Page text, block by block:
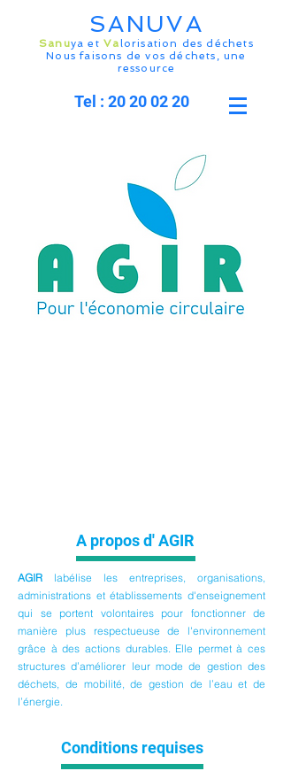
SANUVA
Sanuya etValorisation des déchets
Nous faisons de vos déchets, une
ressource
Tel : 20 20 02 20
A propos d' AGIR
AGIR labélise les entreprises, organisations,
administrations et établissements d'enseignement
qui se portent volontaires pour fonctionner de
manière plus respectueuse de l'environnement
grâce à des actions durables. Elle permet à ces
structures d’améliorer leur mode de gestion des
déchets, de mobilité, de gestion de l’eau et de
l’énergie.
Conditions requises